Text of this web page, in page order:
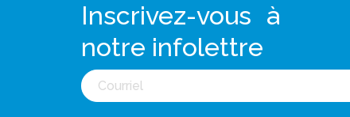
Inscrivez-vous à
notre infolettre
Courriel